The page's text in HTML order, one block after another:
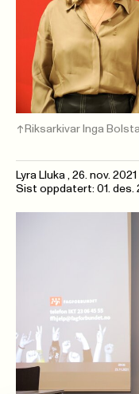
Riksarkivar Inga
Lyra Lluka , 26. nov. 2021
Sist oppdatert: 01. des.